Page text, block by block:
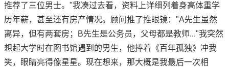
推荐了三位男士。"我凑过去看，资料上详细列着身高体重学
历年薪，甚至还有房产情况。顾问推了推眼镜："A先生虽然
离异，但有两套房；B先生是公务员，父母都是教师..."我突然
想起大学时在图书馆遇到的男生，他捧着《百年孤独》冲我
笑，眼睛亮得像星星。现在想来，那大概是我最后一次相